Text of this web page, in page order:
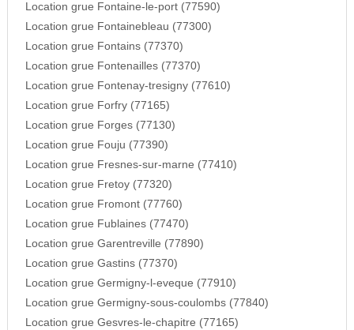
Location grue Fontaine-le-port (77590)
Location grue Fontainebleau (77300)
Location grue Fontains (77370)
Location grue Fontenailles (77370)
Location grue Fontenay-tresigny (77610)
Location grue Forfry (77165)
Location grue Forges (77130)
Location grue Fouju (77390)
Location grue Fresnes-sur-marne (77410)
Location grue Fretoy (77320)
Location grue Fromont (77760)
Location grue Fublaines (77470)
Location grue Garentreville (77890)
Location grue Gastins (77370)
Location grue Germigny-l-eveque (77910)
Location grue Germigny-sous-coulombs (77840)
Location grue Gesvres-le-chapitre (77165)